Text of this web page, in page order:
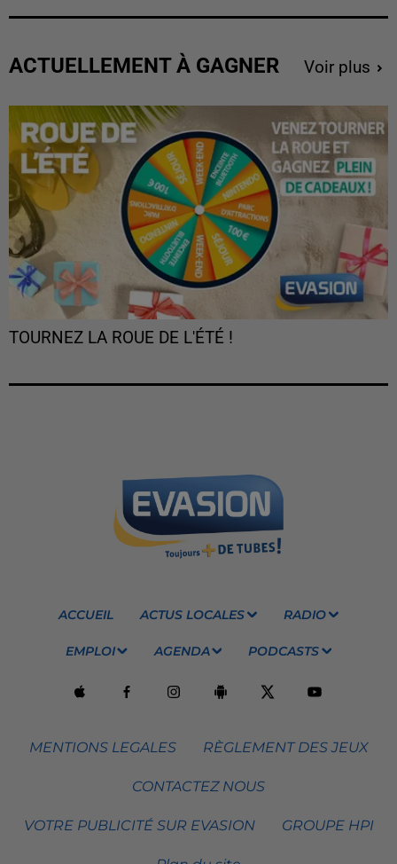
ACTUELLEMENT À GAGNER Voir plus
TOURNEZ LA ROUE DE L'ÉTÉ !
ACCUEIL ACTUS LOCALES RADIO
EMPLOI AGENDA PODCASTS
MENTIONS LEGALES RÈGLEMENT DES JEUX
CONTACTEZ NOUS
VOTRE PUBLICITÉ SUR EVASION GROUPE HPI